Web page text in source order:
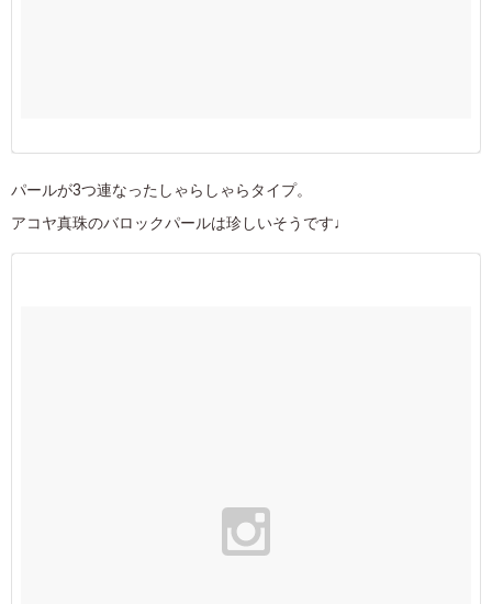
パールが3つ連なったしゃらしゃらタイプ。
アコヤ真珠のバロックパールは珍しいそうです♩